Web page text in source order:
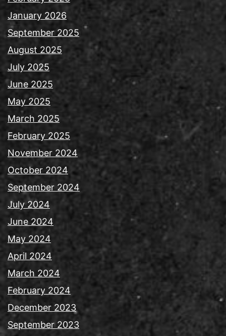
January 2026
September 2025
August 2025
July 2025
June 2025
May 2025
March 2025
February 2025
November 2024
October 2024
September 2024
July 2024
June 2024
May 2024
April 2024
March 2024
February 2024
December 2023
September 2023